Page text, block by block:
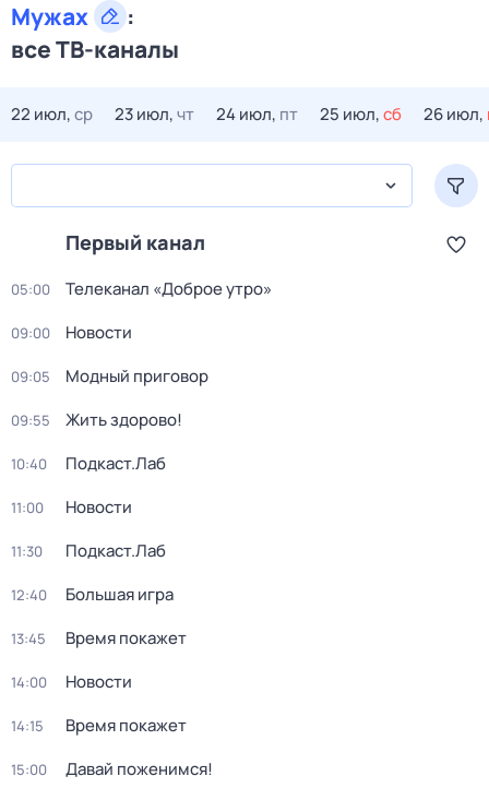
Мужах
:
все ТВ-каналы
22 июл,ср 23 июл,чт 24 июл, пт 25 июл,сб 26 июл,
Первый канал
05:00 Телеканал «Доброе утро»
09:00 Новости
09:05 Модный приговор
09:55 Жить здорово!
10:40 Подкаст.Лаб
11:00 Новости
11:30 Подкаст.Лаб
12:40 Большая игра
13:45 Время покажет
14:00 Новости
14:15 Время покажет
15:00 Давай поженимся!